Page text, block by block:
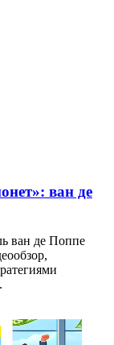
ван де
ван де Поппе